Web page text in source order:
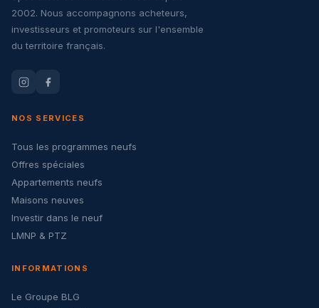
2002. Nous accompagnons acheteurs,
investisseurs et promoteurs sur l'ensemble
du territoire français.
NOS SERVICES
Tous les programmes neufs
Offres spéciales
Appartements neufs
Maisons neuves
Investir dans le neuf
LMNP & PTZ
INFORMATIONS
Le Groupe BLG